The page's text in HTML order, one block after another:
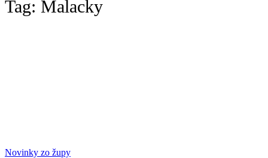
Tag: Malacky
Novinky zo župy